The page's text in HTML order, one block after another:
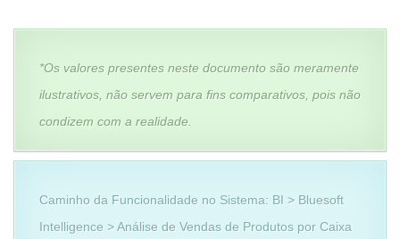
*Os valores presentes neste documento são meramente
ilustrativos, não servem para fins comparativos, pois não
condizem com a realidade.
Caminho da Funcionalidade no Sistema: BI > Bluesoft
Intelligence > Análise de Vendas de Produtos por Caixa